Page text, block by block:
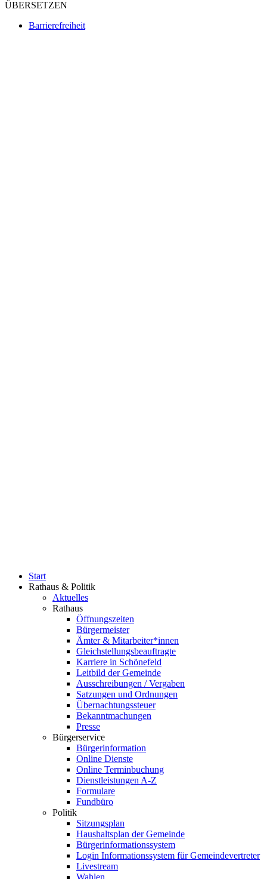
ÜBERSETZEN
Barrierefreiheit
Start
Rathaus & Politik
Aktuelles
Rathaus
Öffnungszeiten
Bürgermeister
Ämter & Mitarbeiter*innen
Gleichstellungsbeauftragte
Karriere in Schönefeld
Leitbild der Gemeinde
Ausschreibungen / Vergaben
Satzungen und Ordnungen
Übernachtungssteuer
Bekanntmachungen
Presse
Bürgerservice
Bürgerinformation
Online Dienste
Online Terminbuchung
Dienstleistungen A-Z
Formulare
Fundbüro
Politik
Sitzungsplan
Haushaltsplan der Gemeinde
Bürgerinformationssystem
Login Informationssystem für Gemeindevertreter
Livestream
Wahlen